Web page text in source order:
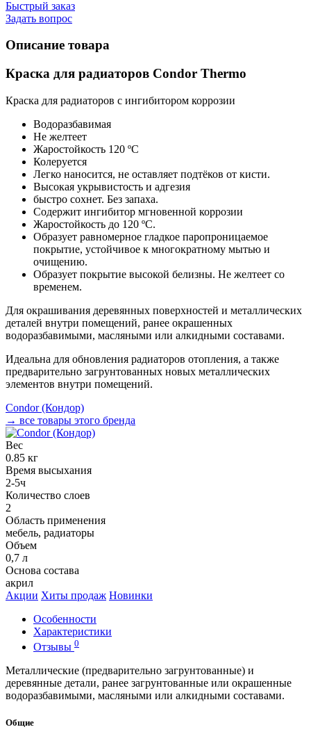
Быстрый заказ
Задать вопрос
Описание товара
Краска для радиаторов Condor Thermo
Краска для радиаторов с ингибитором коррозии
Водоразбавимая
Не желтеет
Жаростойкость 120 ºC
Колеруется
Легко наносится, не оставляет подтёков от кисти.
Высокая укрывистость и адгезия
быстро сохнет. Без запаха.
Содержит ингибитор мгновенной коррозии
Жаростойкость до 120 ºC.
Образует равномерное гладкое паропроницаемое
покрытие, устойчивое к многократному мытью и
очищению.
Образует покрытие высокой белизны. Не желтеет со
временем.
Для окрашивания деревянных поверхностей и металлических
деталей внутри помещений, ранее окрашенных
водоразбавимыми, масляными или алкидными составами.
Идеальна для обновления радиаторов отопления, а также
предварительно загрунтованных новых металлических
элементов внутри помещений.
Condor (Кондор)
→ все товары этого бренда
Вес
0.85 кг
Время высыхания
2-5ч
Количество слоев
2
Область применения
мебель, радиаторы
Объем
0,7 л
Основа состава
акрил
Акции Хиты продаж Новинки
Особенности
Характеристики
Отзывы 0
Металлические (предварительно загрунтованные) и
деревянные детали, ранее загрунтованные или окрашенные
водоразбавимыми, масляными или алкидными составами.
Общие